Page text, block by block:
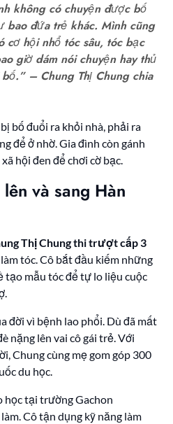
không có chuyện được bố
bao đứa trẻ khác. Mình cũng
cơ hội nhổ tóc sâu, tóc bạc
giờ dám nói chuyện hay thủ
– Chung Thị Chung chia
bố đuổi ra khỏi nhà, phải ra
để ở nhờ. Gia đình còn gánh
hội đen để chơi cờ bạc.
và sang Hàn
Thị Chung thi trượt cấp 3
tóc. Cô bắt đầu kiếm những
tạo mẫu tóc để tự lo liệu cuộc
đời vì bệnh lao phổi. Dù đã mất
nặng lên vai cô gái trẻ. Với
Chung cùng mẹ gom góp 300
du học.
học tại trường Gachon
Cô tận dụng kỹ năng làm